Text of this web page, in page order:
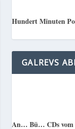
Hundert Minuten
GALREVS
An… Bü… CDs vom